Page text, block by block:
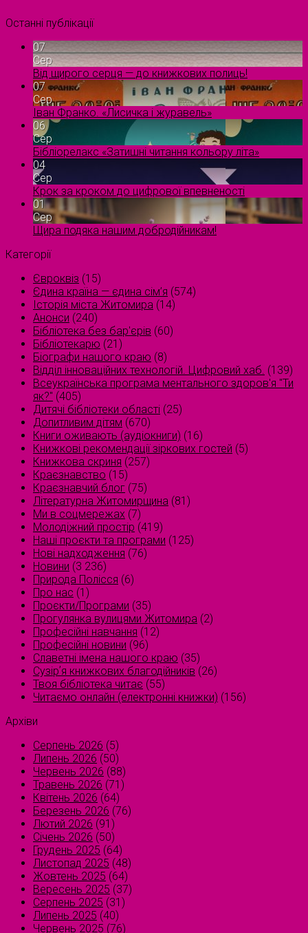
Останні публікації
07
Сер
Від щирого серця — до книжкових полиць!
07
Сер
Іван Франко. «Лисичка і журавель»
06
Сер
Бібліорелакс «Затишні читання кольору літа»
04
Сер
Крок за кроком до цифрової впевненості
01
Сер
Щира подяка нашим добродійникам!
Категорії
Євроквіз (15)
Єдина країна — єдина сім’я (574)
Історія міста Житомира (14)
Анонси (240)
Бібліотека без бар'єрів (60)
Бібліотекарю (21)
Біографи нашого краю (8)
Відділ інноваційних технологій. Цифровий хаб. (139)
Всеукраїнська програма ментального здоров'я "Ти
як?" (405)
Дитячі бібліотеки області (25)
Допитливим дітям (670)
Книги оживають (аудіокниги) (16)
Книжкові рекомендації зіркових гостей (5)
Книжкова скриня (257)
Краєзнавство (15)
Краєзнавчий блог (75)
Літературна Житомирщина (81)
Ми в соцмережах (7)
Молодіжний простір (419)
Наші проєкти та програми (125)
Нові надходження (76)
Новини (3 236)
Природа Полісся (6)
Про нас (1)
Проєкти/Програми (35)
Прогулянка вулицями Житомира (2)
Професійні навчання (12)
Професійні новини (96)
Славетні імена нашого краю (35)
Сузірʼя книжкових благодійників (26)
Твоя бібліотека читає (55)
Читаємо онлайн (електронні книжки) (156)
Архіви
Серпень 2026 (5)
Липень 2026 (50)
Червень 2026 (88)
Травень 2026 (71)
Квітень 2026 (64)
Березень 2026 (76)
Лютий 2026 (91)
Січень 2026 (50)
Грудень 2025 (64)
Листопад 2025 (48)
Жовтень 2025 (64)
Вересень 2025 (37)
Серпень 2025 (31)
Липень 2025 (40)
Червень 2025 (76)